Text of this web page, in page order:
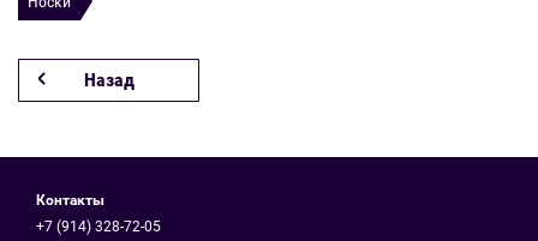
Назад
Контакты
+7 (914) 328-72-05